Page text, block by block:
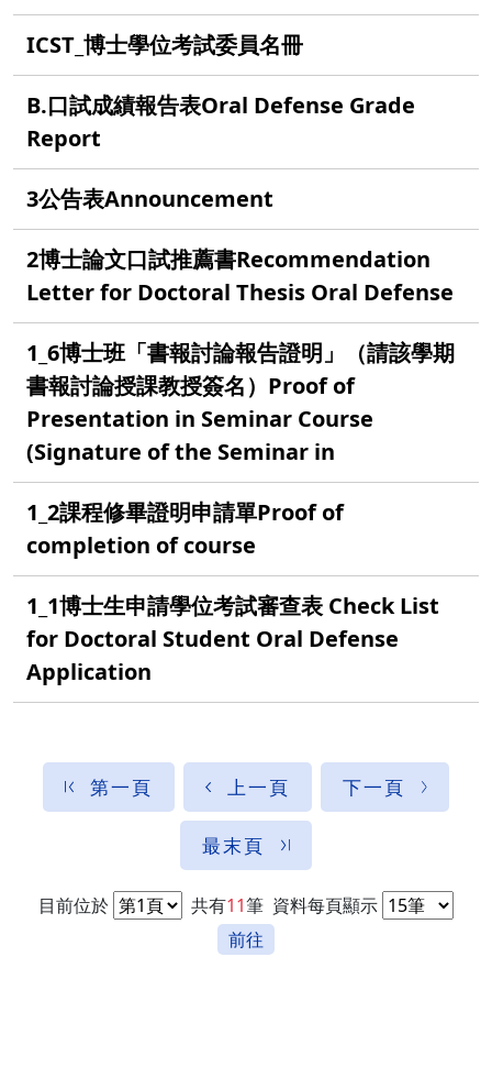
ICST_博士學位考試委員名冊
B.口試成績報告表Oral Defense Grade
Report
3公告表Announcement
2博士論文口試推薦書Recommendation
Letter for Doctoral Thesis Oral Defense
1_6博士班「書報討論報告證明」（請該學期
書報討論授課教授簽名）Proof of
Presentation in Seminar Course
(Signature of the Seminar in
1_2課程修畢證明申請單Proof of
completion of course
1_1博士生申請學位考試審查表 Check List
for Doctoral Student Oral Defense
Application
第一頁 上一頁 下一頁
最末頁
目前位於 共有11筆 資料每頁顯示
前往